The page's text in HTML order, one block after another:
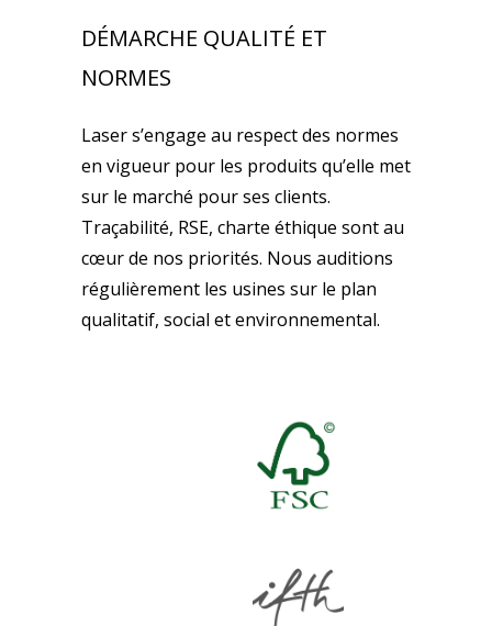
DÉMARCHE QUALITÉ ET
NORMES
Laser s’engage au respect des normes
en vigueur pour les produits qu’elle met
sur le marché pour ses clients.
Traçabilité, RSE, charte éthique sont au
cœur de nos priorités. Nous auditions
régulièrement les usines sur le plan
qualitatif, social et environnemental.